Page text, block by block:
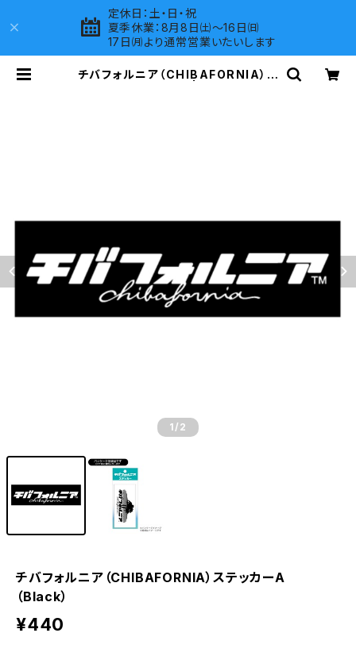
定休日：土・日・祝
夏季休業：8月8日㈯～16日㈰
17日㈪より通常営業いたいします
チバフォルニア（CHIBAFORNIA）ス
1 /2
チバフォルニア（CHIBAFORNIA）ステッカーA
（Black）
¥440